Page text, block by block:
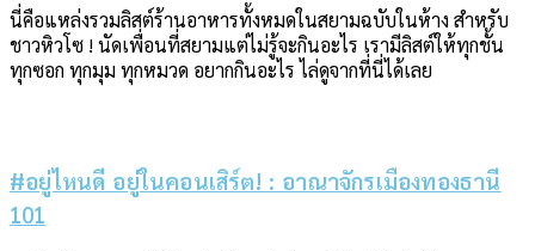
นี่คือแหล่งรวมลิสต์ร้านอาหารทั้งหมดในสยามฉบับในห้าง สำหรับ
ชาวหิวโซ ! นัดเพื่อนที่สยามแต่ไม่รู้จะกินอะไร เรามีลิสต์ให้ทุกชั้น
ทุกซอก ทุกมุม ทุกหมวด อยากกินอะไร ไล่ดูจากที่นี่ได้เลย
#อยู่ไหนดี อยู่ในคอนเสิร์ต! : อาณาจักรเมืองทองธานี
101